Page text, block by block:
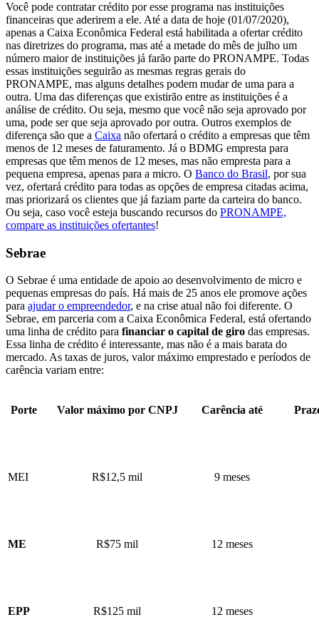
Você pode contratar crédito por esse programa nas instituições
financeiras que aderirem a ele. Até a data de hoje (01/07/2020),
apenas a Caixa Econômica Federal está habilitada a ofertar crédito
nas diretrizes do programa, mas até a metade do mês de julho um
número maior de instituições já farão parte do PRONAMPE. Todas
essas instituições seguirão as mesmas regras gerais do
PRONAMPE, mas alguns detalhes podem mudar de uma para a
outra. Uma das diferenças que existirão entre as instituições é a
análise de crédito. Ou seja, mesmo que você não seja aprovado por
uma, pode ser que seja aprovado por outra. Outros exemplos de
diferença são que a Caixa não ofertará o crédito a empresas que têm
menos de 12 meses de faturamento. Já o BDMG empresta para
empresas que têm menos de 12 meses, mas não empresta para a
pequena empresa, apenas para a micro. O Banco do Brasil, por sua
vez, ofertará crédito para todas as opções de empresa citadas acima,
mas priorizará os clientes que já faziam parte da carteira do banco.
Ou seja, caso você esteja buscando recursos do PRONAMPE,
compare as instituições ofertantes!
Sebrae
O Sebrae é uma entidade de apoio ao desenvolvimento de micro e
pequenas empresas do país. Há mais de 25 anos ele promove ações
para ajudar o empreendedor, e na crise atual não foi diferente. O
Sebrae, em parceria com a Caixa Econômica Federal, está ofertando
uma linha de crédito para financiar o capital de giro das empresas.
Essa linha de crédito é interessante, mas não é a mais barata do
mercado. As taxas de juros, valor máximo emprestado e períodos de
carência variam entre:
Porte Valor máximo por CNPJ Carência até
MEI R$12,5 mil 9 meses
ME R$75 mil 12 meses
EPP R$125 mil 12 meses